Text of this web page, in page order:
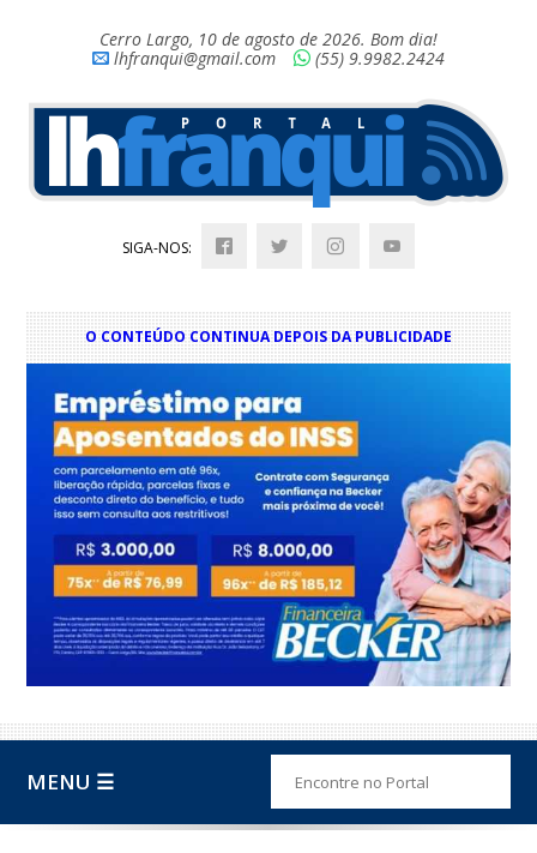
Cerro Largo, 10 de agosto de 2026. Bom dia!
lhfranqui@gmail.com
(55) 9.9982.2424
SIGA-NOS:
O CONTEÚDO CONTINUA DEPOIS DA PUBLICIDADE
MENU ☰